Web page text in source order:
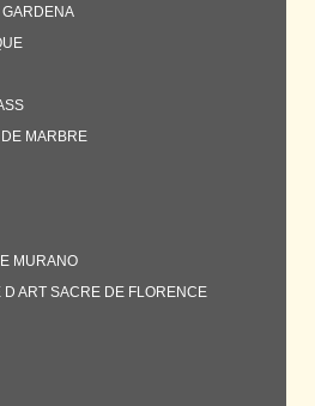
GARDENA
MARBRE
MURANO
D ART SACRE DE FLORENCE